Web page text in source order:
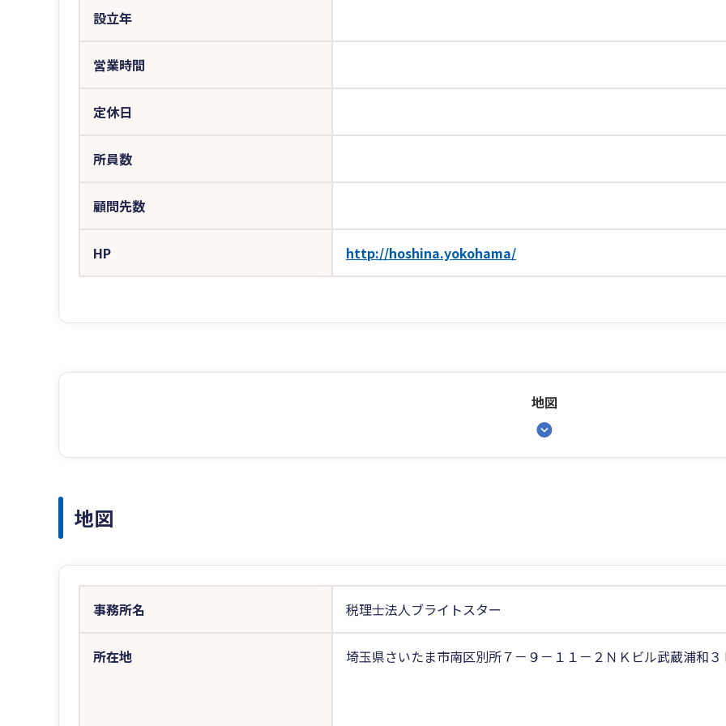
設立年
営業時間
定休日
所員数
顧問先数
HP http://hoshina.yokohama/
地図
地図
事務所名 税理士法人ブライトスター
所在地 埼玉県さいたま市南区別所７－９－１１－２ＮＫビル武蔵浦和３